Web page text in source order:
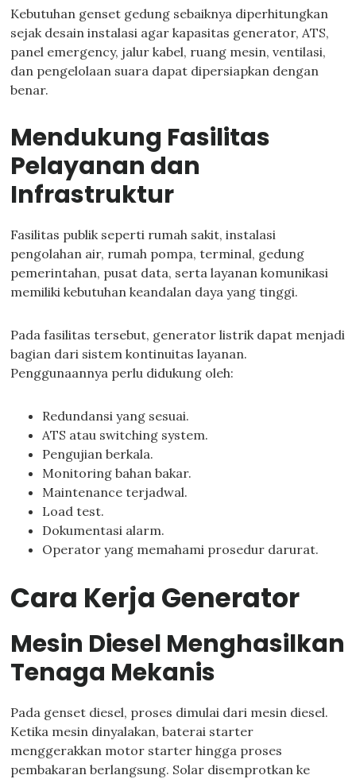
Kebutuhan genset gedung sebaiknya diperhitungkan
sejak desain instalasi agar kapasitas generator, ATS,
panel emergency, jalur kabel, ruang mesin, ventilasi,
dan pengelolaan suara dapat dipersiapkan dengan
benar.
Mendukung Fasilitas
Pelayanan dan
Infrastruktur
Fasilitas publik seperti rumah sakit, instalasi
pengolahan air, rumah pompa, terminal, gedung
pemerintahan, pusat data, serta layanan komunikasi
memiliki kebutuhan keandalan daya yang tinggi.
Pada fasilitas tersebut, generator listrik dapat menjadi
bagian dari sistem kontinuitas layanan.
Penggunaannya perlu didukung oleh:
Redundansi yang sesuai.
ATS atau switching system.
Pengujian berkala.
Monitoring bahan bakar.
Maintenance terjadwal.
Load test.
Dokumentasi alarm.
Operator yang memahami prosedur darurat.
Cara Kerja Generator
Mesin Diesel Menghasilkan
Tenaga Mekanis
Pada genset diesel, proses dimulai dari mesin diesel.
Ketika mesin dinyalakan, baterai starter
menggerakkan motor starter hingga proses
pembakaran berlangsung. Solar disemprotkan ke